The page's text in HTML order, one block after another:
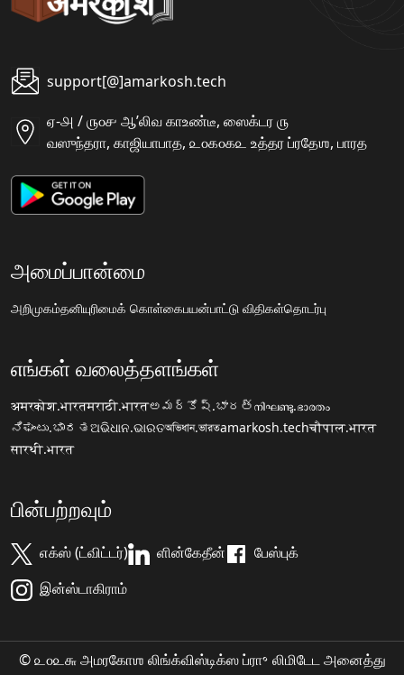
support[@]amarkosh.tech
ஏ-௮ / ௫௦௪ ஆʼலிவ காஉண்டீ, ஸைக்டர ௫
வஸுந்தரா, காஜியாபாத, ௨௦௧௦௧௨ உத்தர ப்ரதேஶ, பாரத
அமைப்பான்மை
அறிமுகம்தனியுரிமைக் கொள்கைபயன்பாட்டு விதிகள்தொடர்பு
எங்கள் வலைத்தளங்கள்
अमरकोश.भारतमराठी.भारतఅమర్కోష్.భారత్നിഘണ്ടു.ഭാരതം
ನಿಘಂಟು.ಭಾರತଅଭିଧାନ.ଭାରତঅভিধান.ভারতamarkosh.techचौपाल.भारत
सारथी.भारत
பின்பற்றவும்
எக்ஸ் (ட்விட்டர்) ளின்கேதீன்
பேஸ்புக்
இன்ஸ்டாகிராம்
© ௨௦௨௬ அமரகோஶ லிங்க்விஸ்டிக்ஸ ப்ரா॰ லிமிடேட அனைத்து